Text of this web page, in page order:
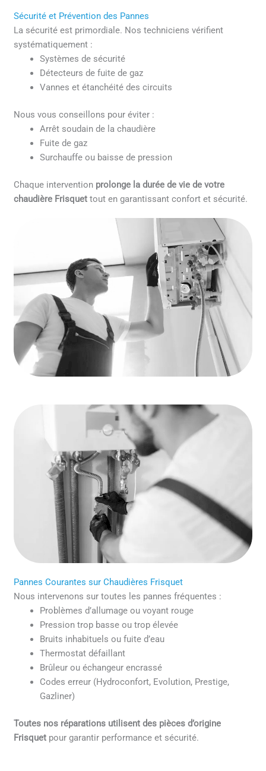
Sécurité et Prévention des Pannes
La sécurité est primordiale. Nos techniciens vérifient
systématiquement :
Systèmes de sécurité
Détecteurs de fuite de gaz
Vannes et étanchéité des circuits
Nous vous conseillons pour éviter :
Arrêt soudain de la chaudière
Fuite de gaz
Surchauffe ou baisse de pression
Chaque intervention prolonge la durée de vie de votre
chaudière Frisquet tout en garantissant confort et sécurité.
Pannes Courantes sur Chaudières Frisquet
Nous intervenons sur toutes les pannes fréquentes :
Problèmes d’allumage ou voyant rouge
Pression trop basse ou trop élevée
Bruits inhabituels ou fuite d’eau
Thermostat défaillant
Brûleur ou échangeur encrassé
Codes erreur (Hydroconfort, Evolution, Prestige,
Gazliner)
Toutes nos réparations utilisent des pièces d’origine
Frisquet pour garantir performance et sécurité.